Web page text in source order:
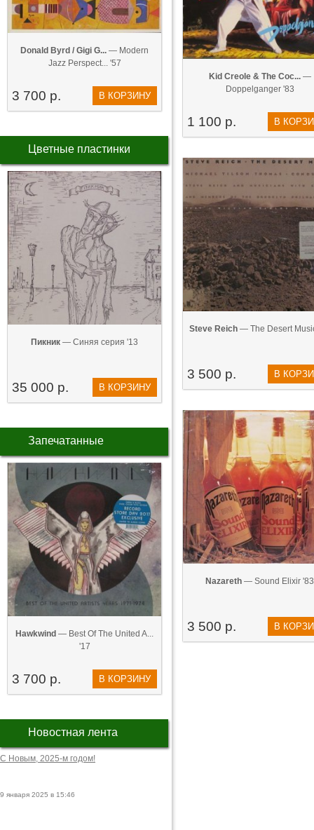
Donald Byrd / Gigi G... — Modern
Jazz Perspect... '57
3 700 р. В КОРЗИНУ
Цветные пластинки
Пикник — Синяя серия '13
35 000 р. В КОРЗИНУ
Запечатанные
Hawkwind — Best Of The United A...
'17
3 700 р. В КОРЗИНУ
Новостная лента
С Новым, 2025-м годом!
9 января 2025 в 15:46
Kid Creole & The Coc...—
Doppelganger '83
1 100 р. В
Steve Reich — The Desert
3 500 р. В
Nazareth — Sound Elixir '83
3 500 р. В